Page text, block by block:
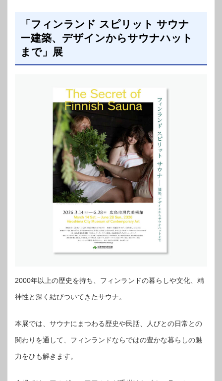
「フィンランド スピリット サウナ
ー建築、デザインからサウナハット
まで」展
2000年以上の歴史を持ち、フィンランドの暮らしや文化、精
神性と深く結びついてきたサウナ。
本展では、サウナにまつわる歴史や民話、人びとの日常との
関わりを通して、フィンランドならではの豊かな暮らしの魅
力をひも解きます。